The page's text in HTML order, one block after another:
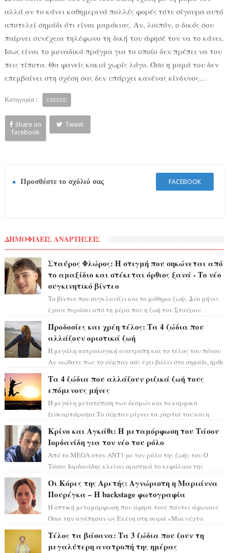
αλλά αν το κάνει καθημερινά πολλές φορές τότε σίγουρα αυτό
αποτελεί σημάδι ότι είναι μαμάκιας. Αν, λοιπόν, ο δικός σου
παίρνει συνέχεια τηλέφωνο τη δική του άφησέ τον να το κάνει.
Ίσως είναι το μοναδικό πράγμα για το οποίο δεν πρέπει να του
πεις τίποτα. Θα φανείς κακιά χωρίς λόγο. Όσο η μαμά του δεν
επεμβαίνει στη σχέση σας δεν υπάρχει κανένας κίνδυνος…
Κατηγορία : ΣΧΕΣΕΙΣ
Share on
facebook
Tweet
Προσθέστε το σχόλιό σας FACEBOOK
ΔΗΜΟΦΙΛΕΙΣ ΑΝΑΡΤΗΣΕΙΣ
Σταύρος Φλώρος: Η στιγμή που σηκώνεται από
το αμαξίδιο και στέκεται όρθιος ξανά - Το νέο
συγκινητικό βίντεο
Το βίντεο που συγκλονίζει και το μάθημα ζωής Δύο μήνες
έχουν περάσει από τη μέρα που η ζωή του Σταύρου
Προδοσίες και χρέη τέλος: Τα 4 ζώδια που
αλλάζουν οριστικά ζωή
Η μεγάλη αστρολογική ανατροπή και το τέλος του πόνου
Αν νιώθατε πως το σύμπαν σάς έχει βάλει στο σημάδι, ήρθε
Τα 4 ζώδια που αλλάζουν ριζικά ζωή τους
επόμενους μήνες
Η μεγάλη μετατόπιση των δεσμών και το καρμικό
ξεσκαρτάρισμα Το σύμπαν ρίχνει τα χαρτιά του και η
Κρίνο και Αγκάθι: Η μεταμόρφωση του Τάσου
Ιορδανίδη για τον νέο του ρόλο
Από το MEGA στον ΑΝΤ1 με τον ρόλο της ζωής του Ο
Τάσος Ιορδανίδης κλείνει οριστικά το κεφάλαιο της
Οι Κόρες της Αρετής: Αγνώριστη η Μαριάννα
Πουρέγκα – H backstage φωτογραφία
Η οπτική μεταμόρφωση που άφησε τους πάντες άφωνους
Όσοι την αγάπησαν ως Ελένη στη σειρά «Μια νύχτα
Τέλος τα βάσανα: Τα 3 ζώδια που ζουν τη
μεγαλύτερη ανατροπή της ημέρας